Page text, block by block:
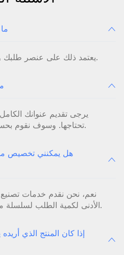
يعتمد ذلك على عنصر طلبك وكميته، 7-30 يومًا وفقًا لذلك.
يرجى تقديم عنوانك
تحتاجها. وسوف نقوم بحساب تكلفة الشحن بالنسبة لك.
هل يمكنني تخصيص
نعم، نحن نقدم خدمات تصنيع
الأدنى لكمية الطلب لسلسلة مختلفة من 60 إلى 300 وحدة.
إذا كان المنتج الذي